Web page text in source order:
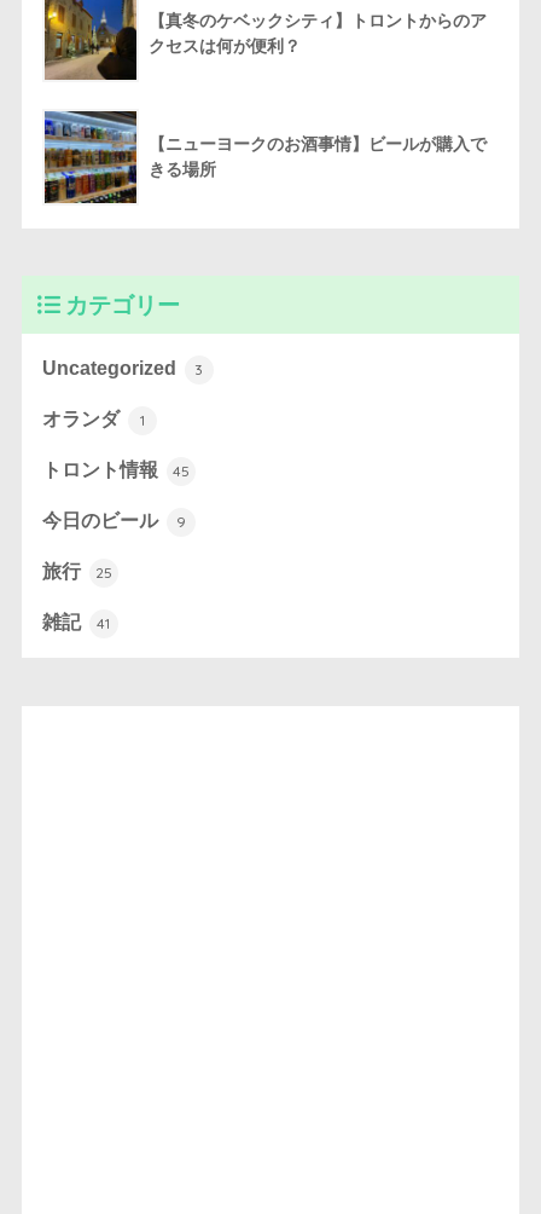
【真冬のケベックシティ】トロントからのア
クセスは何が便利？
【ニューヨークのお酒事情】ビールが購入で
きる場所
カテゴリー
Uncategorized 3
オランダ 1
トロント情報 45
今日のビール 9
旅行 25
雑記 41